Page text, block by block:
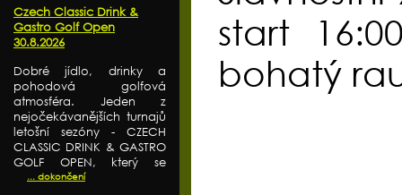
Czech Classic Drink &
Gastro Golf Open
30.8.2026
Dobré jídlo, drinky a
pohodová golfová
atmosféra. Jeden z
nejočekávanějších turnajů
letošní sezóny - CZECH
CLASSIC DRINK & GASTRO
GOLF OPEN, který se
... dokončení
start
bohatý